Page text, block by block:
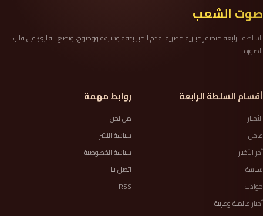
صوت الشعب
السلطة الرابعة منصة إخبارية مصرية تقدم الخبر بدقة وسرعة ووضوح، وتضع القارئ في قلب
الصورة.
أقسام السلطة الرابعة
الأخبار
عاجل
آخر الأخبار
سياسة
حوادث
أخبار عالمية وعربية
روابط مهمة
من نحن
سياسة النشر
سياسة الخصوصية
اتصل بنا
RSS